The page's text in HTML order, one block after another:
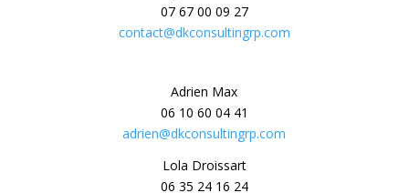
07 67 00 09 27
contact@dkconsultingrp.com
Adrien Max
06 10 60 04 41
adrien@dkconsultingrp.com
Lola Droissart
06 35 24 16 24